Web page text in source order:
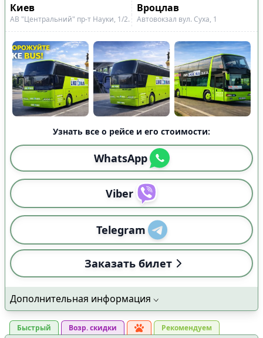
Киев
Вроцлав
АВ "Центральний" пр-т Науки, 1/2. Автовокзал вул. Суха, 1
Узнать все о рейсе и его стоимости:
WhatsApp
Viber
Telegram
Заказать билет
Дополнительная информация
Быстрый Возр. скидки Рекомендуем